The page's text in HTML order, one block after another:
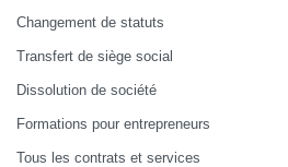
Changement de statuts
Transfert de siège social
Dissolution de société
Formations pour entrepreneurs
Tous les contrats et services